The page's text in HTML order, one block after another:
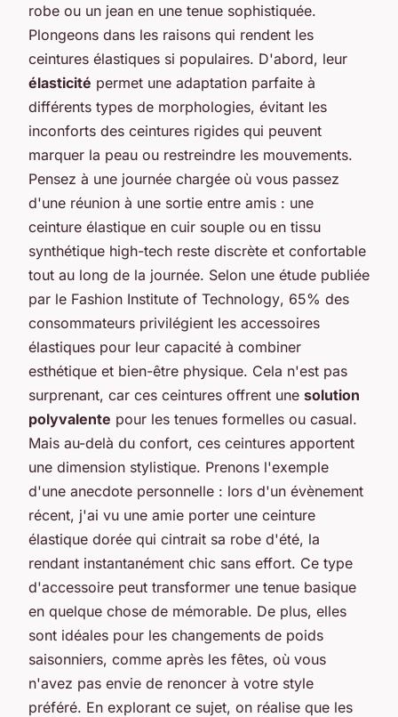
robe ou un jean en une tenue sophistiquée.
Plongeons dans les raisons qui rendent les
ceintures élastiques si populaires. D'abord, leur
élasticité permet une adaptation parfaite à
différents types de morphologies, évitant les
inconforts des ceintures rigides qui peuvent
marquer la peau ou restreindre les mouvements.
Pensez à une journée chargée où vous passez
d'une réunion à une sortie entre amis : une
ceinture élastique en cuir souple ou en tissu
synthétique high-tech reste discrète et confortable
tout au long de la journée. Selon une étude publiée
par le Fashion Institute of Technology, 65% des
consommateurs privilégient les accessoires
élastiques pour leur capacité à combiner
esthétique et bien-être physique. Cela n'est pas
surprenant, car ces ceintures offrent une solution
polyvalente pour les tenues formelles ou casual.
Mais au-delà du confort, ces ceintures apportent
une dimension stylistique. Prenons l'exemple
d'une anecdote personnelle : lors d'un évènement
récent, j'ai vu une amie porter une ceinture
élastique dorée qui cintrait sa robe d'été, la
rendant instantanément chic sans effort. Ce type
d'accessoire peut transformer une tenue basique
en quelque chose de mémorable. De plus, elles
sont idéales pour les changements de poids
saisonniers, comme après les fêtes, où vous
n'avez pas envie de renoncer à votre style
préféré. En explorant ce sujet, on réalise que les